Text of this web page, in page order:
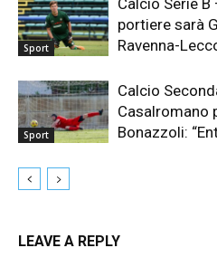
Sport
Calcio Serie
portiere sarà
Ravenna-
Sport
Calcio
Casalromano
Bonazzoli:
LEAVE A REPLY